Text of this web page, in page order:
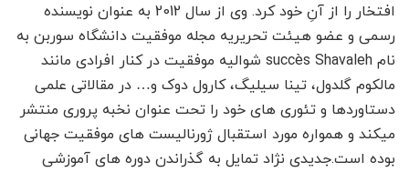
افتخار را از آنِ خود کرد. وی از سال 2012 به عنوان نویسنده
رسمی و عضو هیئت تحریریه مجله موفقیت دانشگاه سوربن به
نام succès Shavaleh شوالیه موفقیت در کنار افرادی مانند
مالکوم گلدول، تینا سیلیگ، کارول دوک و… در مقالاتی علمی
دستاوردها و تئوری های خود را تحت عنوان نخبه پروری منتشر
میکند و همواره مورد استقبال ژورنالیست های موفقیت جهانی
بوده است.جدیدی نژاد تمایل به گذراندن دوره های آموزشی